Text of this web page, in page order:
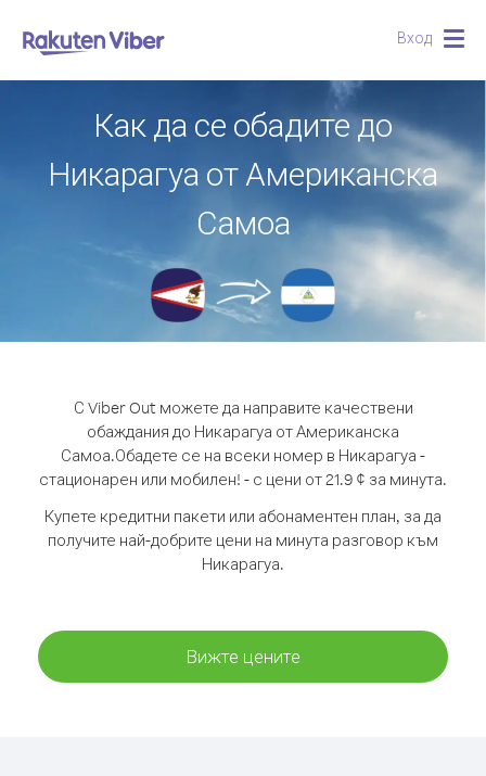
Вход
Как да се обадите до
Никарагуа от Американска
Самоа
С Viber Out можете да направите качествени
обаждания до Никарагуа от Американска
Самоа.Обадете се на всеки номер в Никарагуа -
стационарен или мобилен! - с цени от 21.9 ¢ за минута.
Купете кредитни пакети или абонаментен план, за да
получите най-добрите цени на минута разговор към
Никарагуа.
Вижте цените